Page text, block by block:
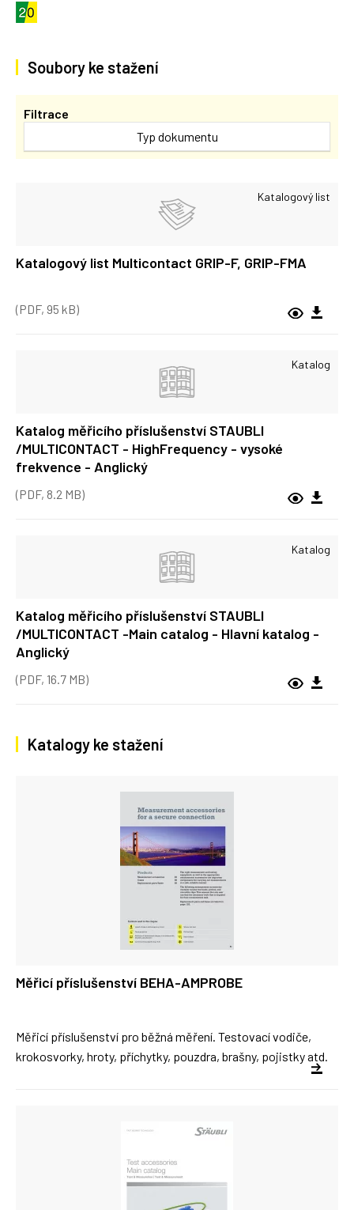
Soubory ke stažení
Filtrace
Typ dokumentu
Katalogový list
Katalogový list Multicontact GRIP-F, GRIP-FMA
(PDF, 95 kB)
Katalog
Katalog měřicího příslušenství STAUBLI
/MULTICONTACT - HighFrequency - vysoké
frekvence - Anglický
(PDF, 8.2 MB)
Katalog
Katalog měřicího příslušenství STAUBLI
/MULTICONTACT -Main catalog - Hlavní katalog -
Anglický
(PDF, 16.7 MB)
Katalogy ke stažení
Měřicí příslušenství BEHA-AMPROBE
Měřicí příslušenství pro běžná měření. Testovací vodiče,
krokosvorky, hroty, příchytky, pouzdra, brašny, pojistky atd.